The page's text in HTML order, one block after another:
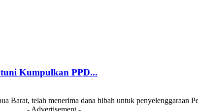
Kumpulkan PPD...
telah menerima dana hibah untuk penyelenggaraan
- Advertisement -